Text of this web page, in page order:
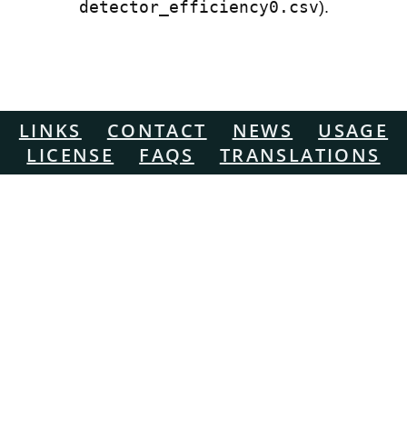
detector_efficiency0.csv).
LINKS CONTACT NEWS
USAGE
LICENSE
FAQS TRANSLATIONS